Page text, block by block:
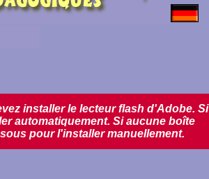
installer le lecteur flash d'Adobe. Si
automatiquement. Si aucune boîte
pour l'installer manuellement.